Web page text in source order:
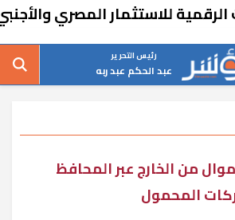
المصري والأجنبي
رئيس التحرير
عبد الحكم عبد ربه
من الخارج عبر المحافظ
المحمول